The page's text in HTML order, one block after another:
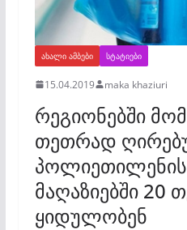
ᲐᲮᲐᲚᲘ ᲐᲛᲑᲔᲑᲘ ᲡᲢᲐᲢᲘᲔᲑᲘ
15.04.2019 maka khaziuri
რეგიონებში
თეთრად
პოლიეთილენის
მაღაზიებში 20
ყიდულობენ